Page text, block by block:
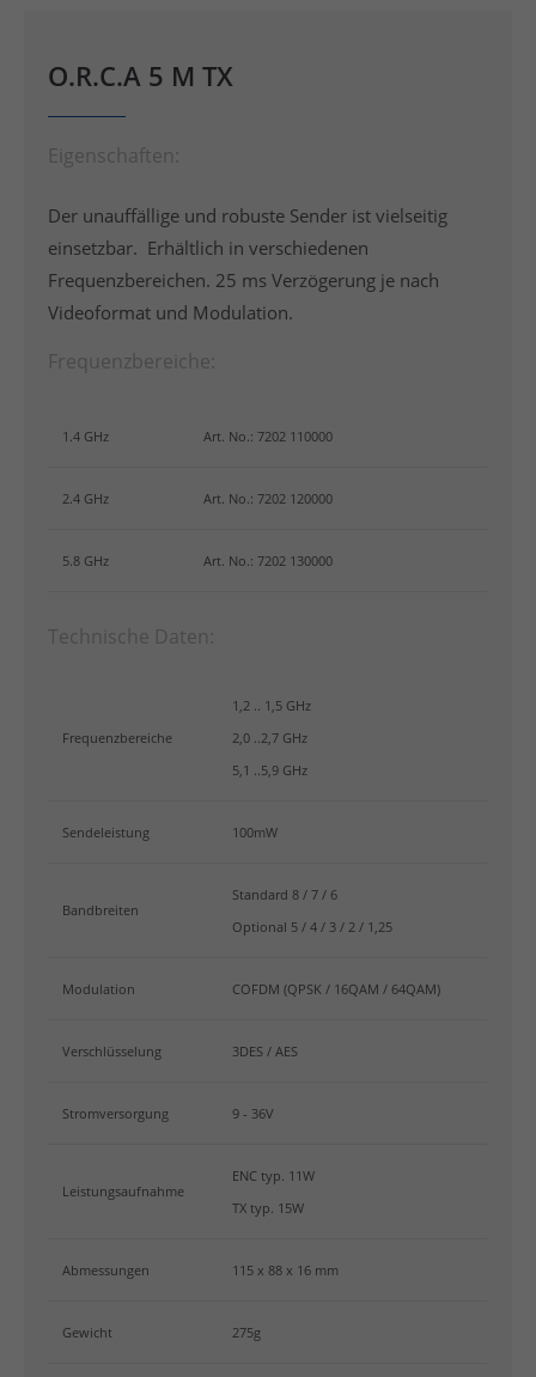
O.R.C.A 5 M TX
Eigenschaften:
Der unauffällige und robuste Sender ist vielseitig
einsetzbar. Erhältlich in verschiedenen
Frequenzbereichen. 25 ms Verzögerung je nach
Videoformat und Modulation.
Frequenzbereiche:
1.4 GHz Art. No.: 7202 110000
2.4 GHz Art. No.: 7202 120000
5.8 GHz Art. No.: 7202 130000
Technische Daten:
Frequenzbereiche
1,2 .. 1,5 GHz
2,0 ..2,7 GHz
5,1 ..5,9 GHz
Sendeleistung 100mW
Bandbreiten
Standard 8 / 7 / 6
Optional 5 / 4 / 3 / 2 / 1,25
Modulation COFDM (QPSK / 16QAM / 64QAM)
Verschlüsselung 3DES / AES
Stromversorgung 9 - 36V
Leistungsaufnahme
ENC typ. 11W
TX typ. 15W
Abmessungen 115 x 88 x 16 mm
Gewicht 275g